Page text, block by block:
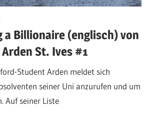
a Billionaire (englisch) von
St. Ives #1
Student Arden meldet sich
seiner Uni anzurufen und um
Auf seiner Liste